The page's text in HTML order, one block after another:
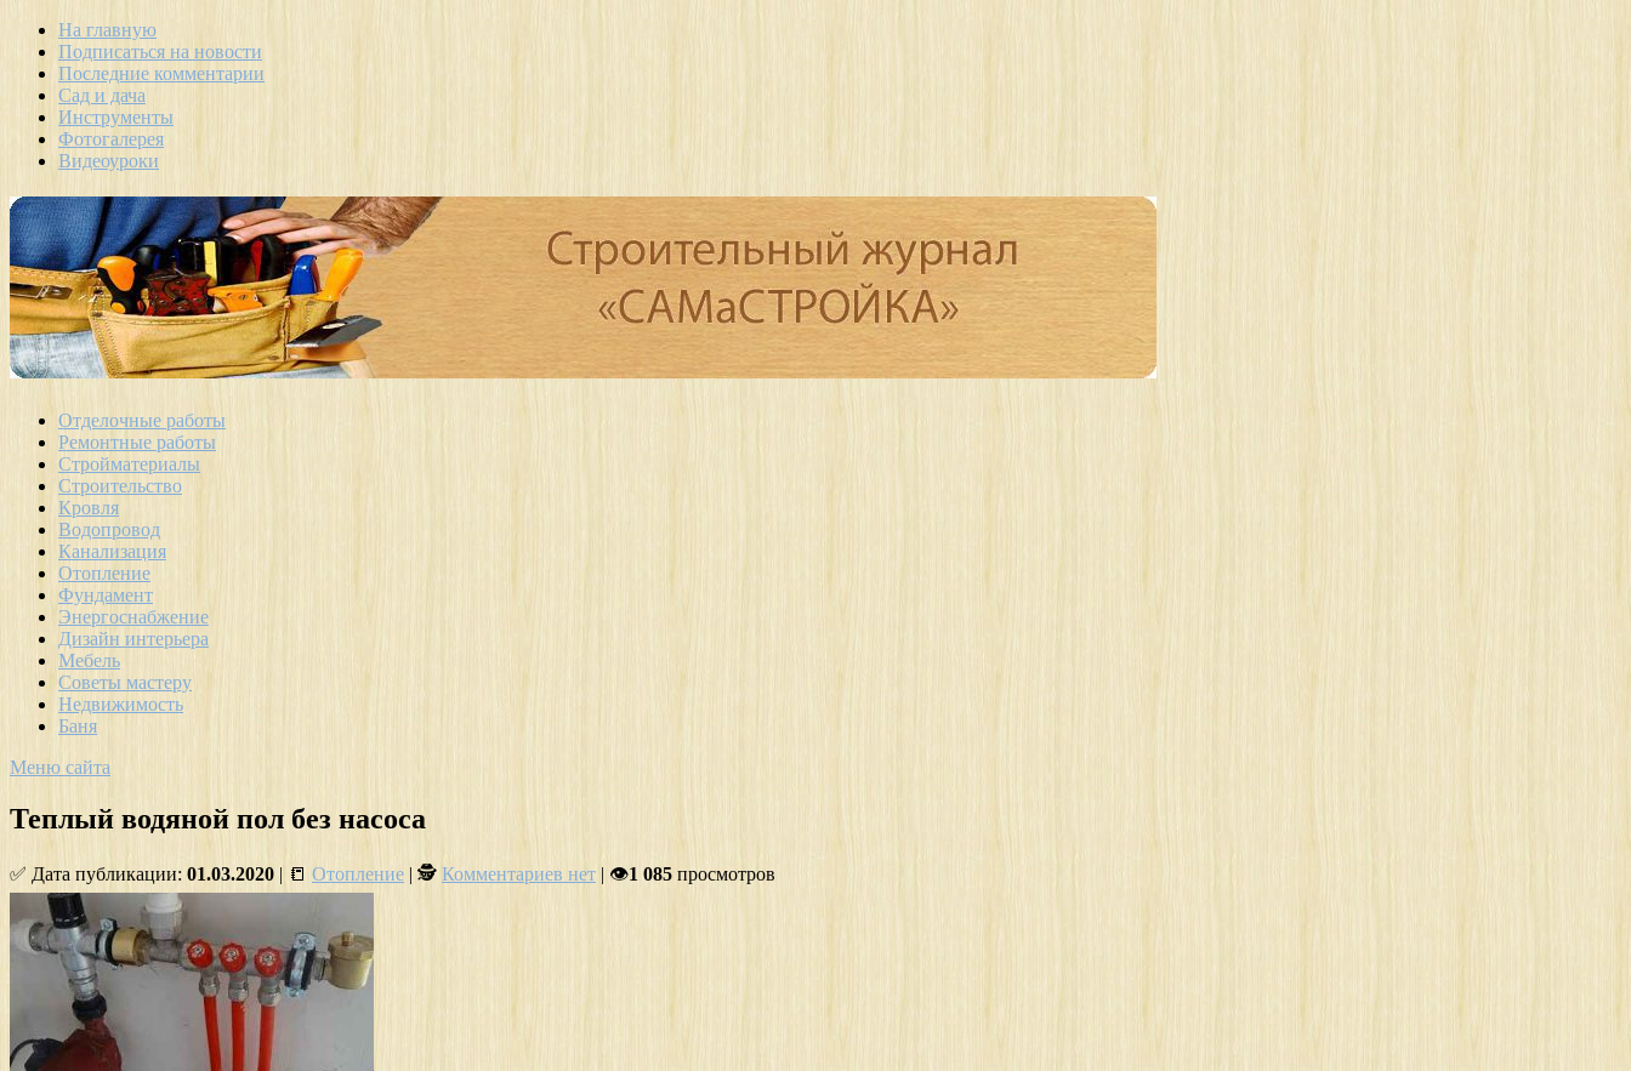
На главную
Подписаться на новости
Последние комментарии
Сад и дача
Инструменты
Фотогалерея
Видеоуроки
Отделочные работы
Ремонтные работы
Стройматериалы
Строительство
Кровля
Водопровод
Канализация
Отопление
Фундамент
Энергоснабжение
Дизайн интерьера
Мебель
Советы мастеру
Недвижимость
Баня
Меню сайта
Теплый водяной пол без насоса
✅ Дата публикации: 01.03.2020 | 📒 Отопление | 🕵 Комментариев нет | 👁1 085 просмотров